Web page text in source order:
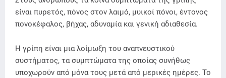
είναι πυρετός, πόνος στον λαιμό, μυικοί πόνοι, έντονος
πονοκέφαλος, βήχας, αδυναμία και γενική αδιαθεσία.
Η γρίπη είναι μια λοίμωξη του αναπνευστικού
συστήματος, τα συμπτώματα της οποίας συνήθως
υποχωρούν από μόνα τους μετά από μερικές ημέρες. Το